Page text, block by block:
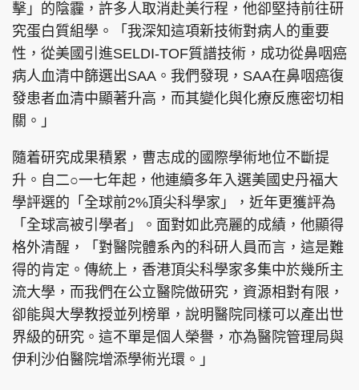
擊」的陰霾，許多人取消赴美行程，他卻堅持前往研
究蛋白質組學。「我深知這項新技術對病人的重要
性，從美國引進SELDI-TOF質譜技術，成功從鼻咽癌
病人血清中篩選出SAA。我們發現，SAA在鼻咽癌復
發患者血清中顯著升高，而其變化與化療反應密切相
關。」
隨着研究成果積累，曹志成的國際學術地位不斷提
升。自二○一七年起，他連續多年入選美國史丹福大
學評選的「全球前2%頂尖科學家」，近年更獲評為
「全球高被引學者」。面對如此亮麗的成績，他顯得
格外清醒，「對醫院體系內的科研人員而言，這是難
得的肯定。傳統上，香港頂尖科學家多集中於幾所主
流大學，而我們在公立醫院做研究，資源相對有限，
卻能與大學教授並列榜單，說明醫院同樣可以產出世
界級的研究。這不單是個人榮譽，亦為醫院管理局與
伊利沙伯醫院增添學術光環。」